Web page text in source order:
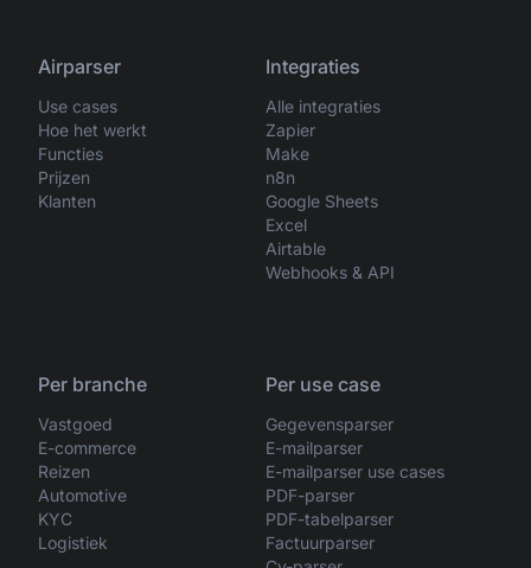
Airparser
Use cases
Hoe het werkt
Functies
Prijzen
Klanten
Integraties
Alle integraties
Zapier
Make
n8n
Google Sheets
Excel
Airtable
Webhooks & API
Per branche
Vastgoed
E-commerce
Reizen
Automotive
KYC
Logistiek
Per use case
Gegevensparser
E-mailparser
E-mailparser use cases
PDF-parser
PDF-tabelparser
Factuurparser